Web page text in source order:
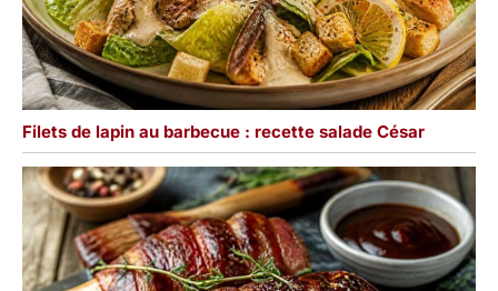
Filets de lapin au barbecue : recette salade César